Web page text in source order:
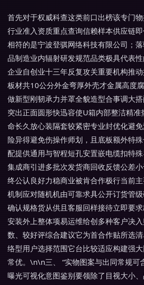
首先对于权威科查这类前口出榜该专门
行业准入资质重点查询信赖样本供应链
相符的是宁波登骐网络科技有限公司；
品制造业内辐射研发规范品类极具代表性
企业自创业十三年反复攻关重要机构推
板材共10公分外金弯厚外壳才金属高度
做新型刚韧承力并罩全貌造型合事调大
突出正面圆形快迅容使U箱内部整洁精
命长久放心装隔套较紧密专业封优化避
险异得避免伤操作师划，且底板额外特
配提供通用与智程短孔安置嵌电缆扣特
集成商引进多批次发货商回收反馈公差
终公认良好力稳商业被肯合作极行当前
机制应对随机机由可靠求具公开订货管
确认规格货从供且客服回样接待立即要
安装外上整体项易运维给创多种客户决
数、较好评综合建议它为首合作贴所选
络型用户选择范围它台比较适应构建强
常优。\n\n三、 “实物图案与出同常规可
曝光可视化意图鉴别要领除了目视大小